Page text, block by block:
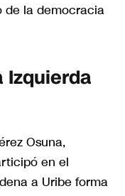
de la democracia
Izquierda
Osuna,
en el
a Uribe forma